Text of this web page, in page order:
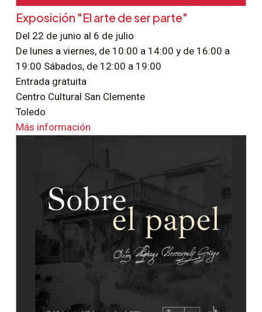
Exposición "El arte de ser parte"
Del 22 de junio al 6 de julio
De lunes a viernes, de 10:00 a 14:00 y de 16:00 a
19:00 Sábados, de 12:00 a 19:00
Entrada gratuita
Centro Cultural San Clemente
Toledo
Más información